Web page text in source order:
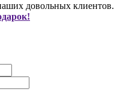
довольных клиентов.